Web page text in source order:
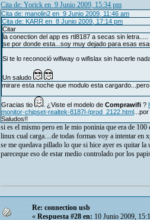
Cita de: Yorick en 9 Junio 2009, 15:34 pm
Cita de: manolin2 en 9 Junio 2009, 11:46 am
Cita de: KARR en 8 Junio 2009, 17:14 pm
Citar
la conection del app es rtl8187 a secas sin
se por donde esta...soy muy dejado para esas
Si te lo reconoció wifiway o wifislax sin hacerle
Un saludo
mirare esta noche que modulo esta
Gracias tio . ¿Viste el modelo de Comprawifi ?
monitor-chipset-realtek-8187l-/prod_2122.html
Saludos!!
si es el mismo pero en le mio poninia que era de
linux cual carga....de todas formas voy a intentar en
se me quedava pillado lo que si hice ayer es quitar
pareceque eso de estar medio controlado por los
Re: connection usb
«Respuesta #28 en:10 Junio 2009,